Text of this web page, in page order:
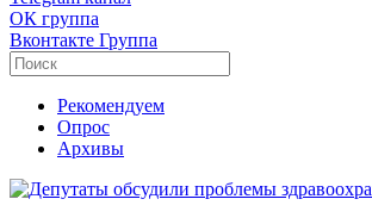
ОК группа
Вконтакте Группа
Рекомендуем
Опрос
Архивы